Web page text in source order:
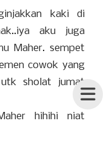
kaki di
aku juga
Maher. sempet
cowok yang
sholat jumat
hihihi niat